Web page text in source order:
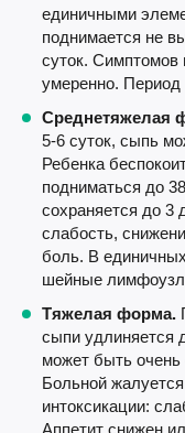
единичными
поднимается не
суток. Симптомов
умеренно. Период
Среднетяжелая
5-6 суток, сыпь
Ребенка
подниматься до
сохраняется до 3
слабость,
боль. В
шейные
Тяжелая форма.
сыпи удлиняется
может быть
Больной
интоксикации:
Аппетит снижен